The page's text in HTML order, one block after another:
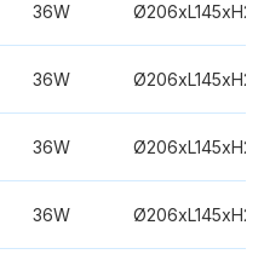
36W
36W
36W
36W